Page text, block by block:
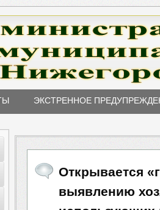
ЭКСТРЕННОЕ
Открывается
выявлению